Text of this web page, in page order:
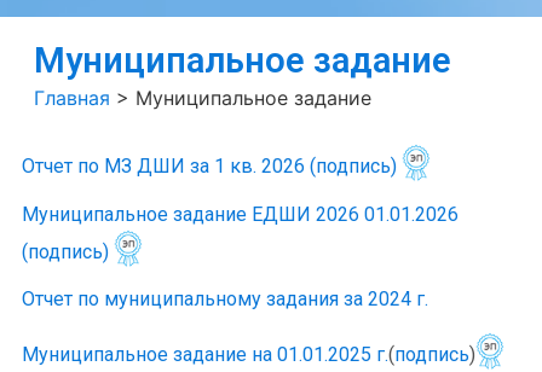
Муниципальное задание
Главная > Муниципальное задание
Отчет по МЗ ДШИ за 1 кв. 2026 (подпись)
Муниципальное задание ЕДШИ 2026 01.01.2026
(подпись)
Отчет по муниципальному задания за 2024 г.
Муниципальное задание на 01.01.2025 г.(подпись)